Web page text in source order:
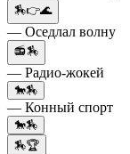
🏇👉🌊
— Оседлал волну
📻🏇
— Радио-жокей
🐎🏇
— Конный спорт
🐎🏇
🏇🏆